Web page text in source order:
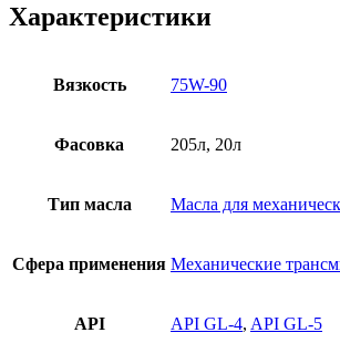
Характеристики
Вязкость 75W-90
Фасовка 205л, 20л
Тип масла Масла для
Сфера применения Механические
API API GL-4, API GL-5